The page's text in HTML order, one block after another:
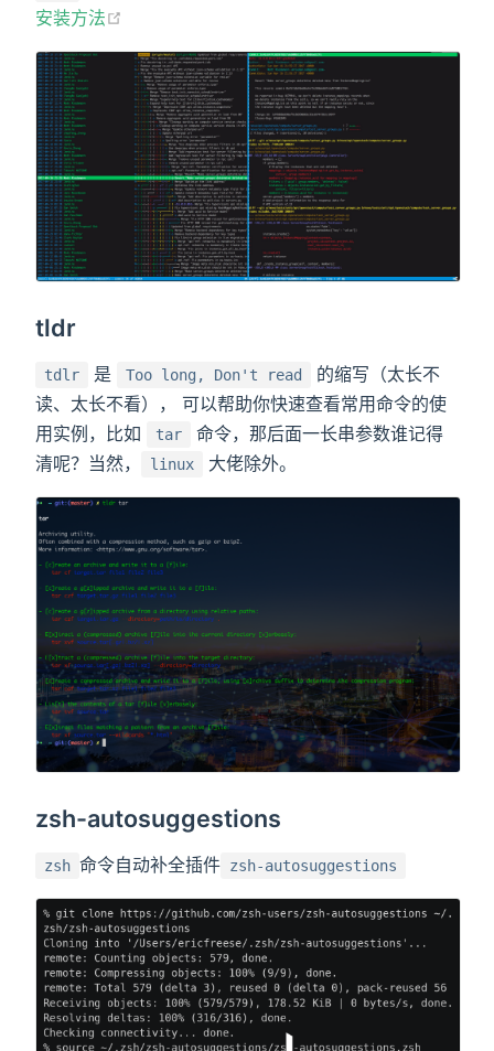
安装方法
tldr
tdlr 是 Too long, Don't read
的缩写（太长不
读、太长不看）， 可以帮助你快速查看常用命令的使
用实例，比如
tar
命令，那后面一长串参数谁记得
清呢？当然，
linux 大佬除外。
zsh-autosuggestions
zsh 命令自动补全插件 zsh-autosuggestions